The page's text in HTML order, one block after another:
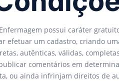
possui caráter
efetuar um cadastro, criando
autênticas, válidas,
comentários em
ou ainda infrinjam direitos de